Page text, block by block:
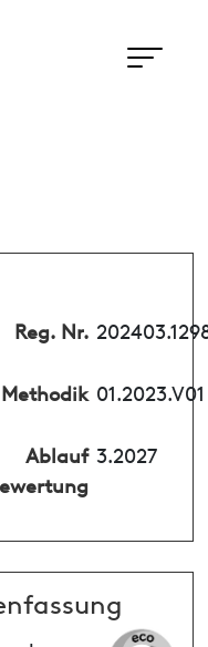
Reg. Nr.
Methodik 01.2023.V01
Ablauf 3.2027